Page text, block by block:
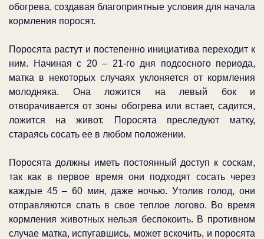
обогрева, создавая благоприятные условия для начала
кормления поросят.
Поросята растут и постепенно инициатива переходит к
ним. Начиная с 20 – 21-го дня подсосного периода,
матка в некоторых случаях уклоняется от кормления
молодняка. Она ложится на левый бок и
отворачивается от зоны обогрева или встает, садится,
ложится на живот. Поросята преследуют матку,
стараясь сосать ее в любом положении.
Поросята должны иметь постоянный доступ к соскам,
так как в первое время они подходят сосать через
каждые 45 – 60 мин, даже ночью. Утолив голод, они
отправляются спать в свое теплое логово. Во время
кормления животных нельзя беспокоить. В противном
случае матка, испугавшись, может вскочить, и поросята